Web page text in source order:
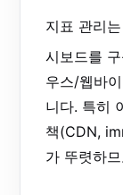
지표 관리는
시보드를
우스/웹바
니다. 특히
책(CDN,
가 뚜렷하